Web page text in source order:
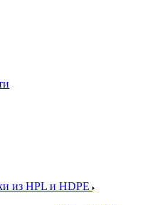
из HPL и HDPE